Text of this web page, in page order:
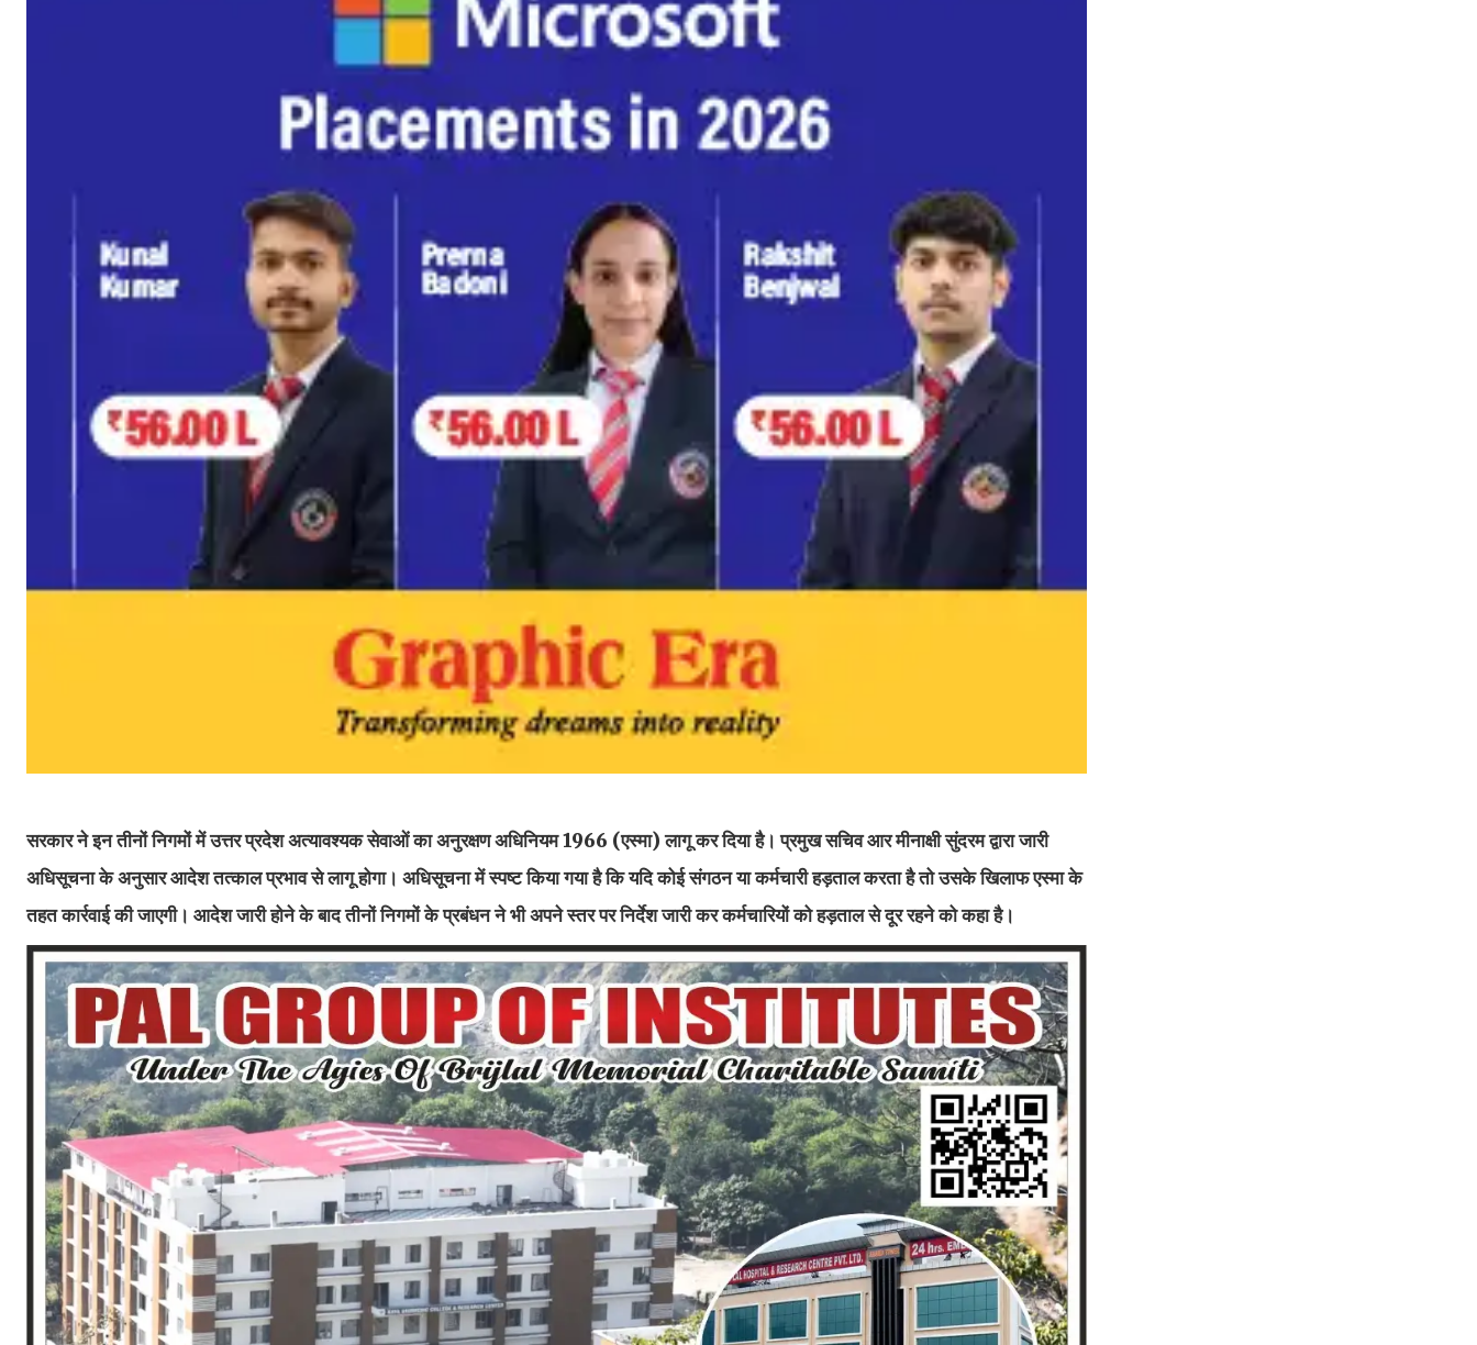
सरकार ने इन तीनों निगमों में उत्तर प्रदेश अत्यावश्यक सेवाओं का अनुरक्षण अधिनियम 1966 (एस्मा) लागू कर दिया है। प्रमुख सचिव आर मीनाक्षी सुंदरम द्वारा जारी
अधिसूचना के अनुसार आदेश तत्काल प्रभाव से लागू होगा। अधिसूचना में स्पष्ट किया गया है कि यदि कोई संगठन या कर्मचारी हड़ताल करता है तो उसके खिलाफ एस्मा के
तहत कार्रवाई की जाएगी। आदेश जारी होने के बाद तीनों निगमों के प्रबंधन ने भी अपने स्तर पर निर्देश जारी कर कर्मचारियों को हड़ताल से दूर रहने को कहा है।